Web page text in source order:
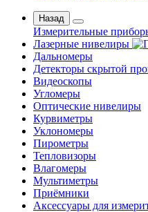
Назад
Измерительные
Лазерные нивелиры
Дальномеры
Детекторы скрытой
Видеоскопы
Угломеры
Оптические нивелиры
Курвиметры
Уклономеры
Пирометры
Тепловизоры
Влагомеры
Мультиметры
Приёмники
Аксессуары для